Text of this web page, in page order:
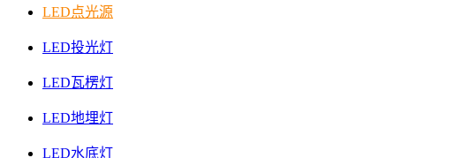
LED点光源
LED投光灯
LED瓦楞灯
LED地埋灯
LED水底灯